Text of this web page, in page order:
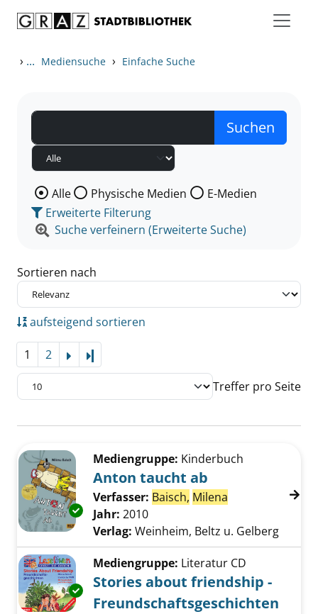
› ... Mediensuche › Einfache Suche
Wählen Sie die Medienart nach der Sie suchen wollen.
Alle Physische Medien
E-Medien
Erweiterte Filterung
Suche verfeinern (Erweiterte Suche)
Sortieren nach
aufsteigend sortieren
1 2
Treffer pro Seite
Zu den Suchfiltern springen
Exemplar-Details von Anton taucht ab
Mediengruppe: Kinderbuch
Anton taucht ab
Verfasser: Baisch, Milena Suche nach
Jahr: 2010
Verlag: Weinheim, Beltz u. Gelberg
Exemplar-Details von Stories about
Mediengruppe: Literatur CD
Stories about friendship -
Freundschaftsgeschichten